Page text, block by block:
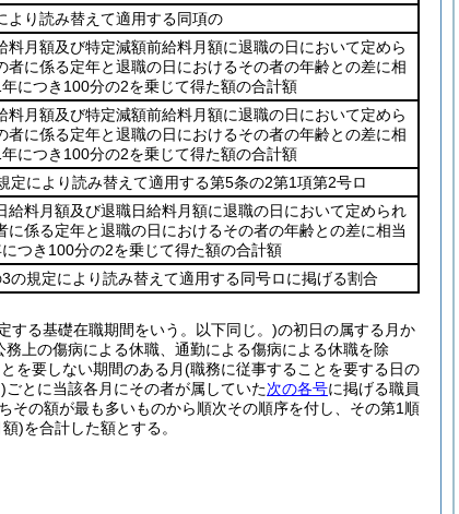
より読み替えて適用する同項の
料月額及び特定減額前給料月額に退職の日において定めら
者に係る定年と退職の日におけるその者の年齢との差に相
につき100分の2を乗じて得た額の合計額
料月額及び特定減額前給料月額に退職の日において定めら
者に係る定年と退職の日におけるその者の年齢との差に相
につき100分の2を乗じて得た額の合計額
定により読み替えて適用する第5条の2第1項第2号ロ
給料月額及び退職日給料月額に退職の日において定められ
に係る定年と退職の日におけるその者の年齢との差に相当
つき100分の2を乗じて得た額の合計額
の規定により読み替えて適用する同号ロに掲げる割合
する基礎在職期間をいう。以下同じ。)の初日の属する月か
務上の傷病による休職、通勤による傷病による休職を除
を要しない期間のある月(職務に従事することを要する日の
ごとに当該各月にその者が属していた次の各号に掲げる職員
その額が最も多いものから順次その順序を付し、その第1順
)を合計した額とする。